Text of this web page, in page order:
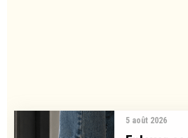
5 août 2026